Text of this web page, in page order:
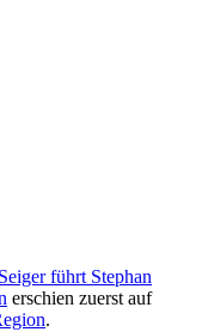
führt Stephan
erschien zuerst auf
.